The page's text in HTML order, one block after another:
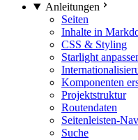
Anleitungen
Seiten
Inhalte in
CSS & Styling
Starlight
Komponenten
Projektstruktur
Routendaten
Seitenleisten-
Suche